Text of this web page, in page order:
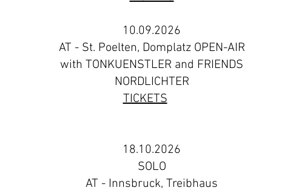
10.09.2026
AT - St. Poelten, Domplatz OPEN-AIR
with TONKUENSTLER and FRIENDS
NORDLICHTER
TICKETS​11
18.10.2026
SOLO
AT - Innsbruck, Treibhaus